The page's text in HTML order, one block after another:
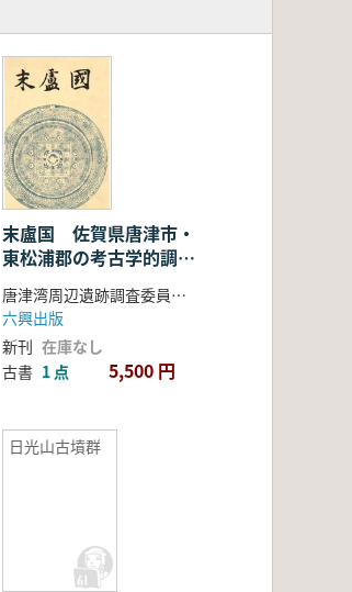
末盧国 佐賀県唐津市・
東松浦郡の考古学的調査
研究 (2冊組)
唐津湾周辺遺跡調査委員会編
六興出版
新刊 在庫なし
古書 1 点 5,500 円
日光山古墳群